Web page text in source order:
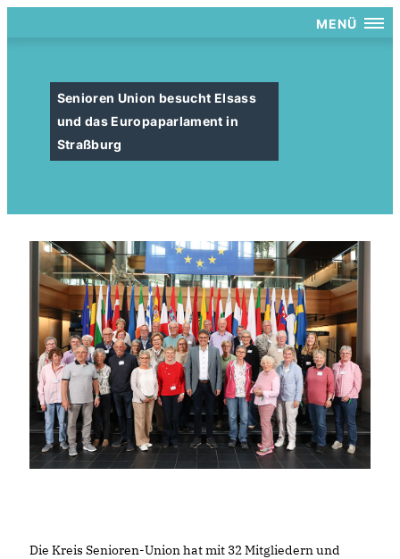
MENÜ
Senioren Union besucht Elsass
und das Europaparlament in
Straßburg
Die Kreis Senioren-Union hat mit 32 Mitgliedern und